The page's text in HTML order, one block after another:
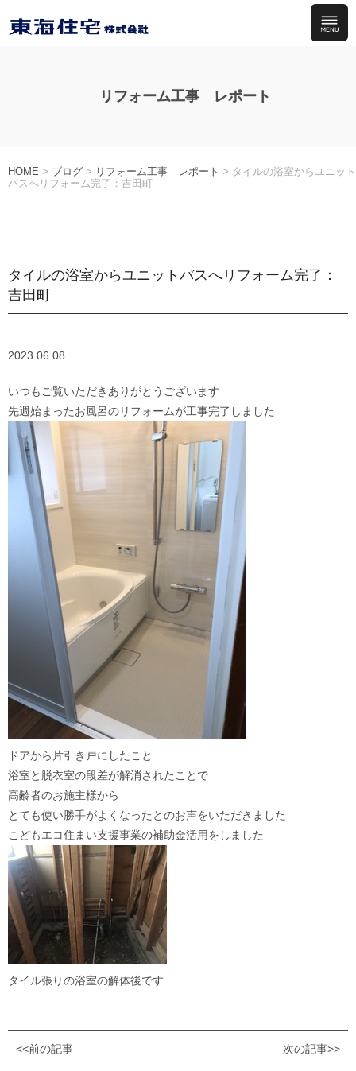
リフォーム工事 レポート
HOME > ブログ > リフォーム工事 レポート > タイルの浴室からユニット
バスへリフォーム完了：吉田町
タイルの浴室からユニットバスへリフォーム完了：
吉田町
2023.06.08
いつもご覧いただきありがとうございます
先週始まったお風呂のリフォームが工事完了しました
ドアから片引き戸にしたこと
浴室と脱衣室の段差が解消されたことで
高齢者のお施主様から
とても使い勝手がよくなったとのお声をいただきました
こどもエコ住まい支援事業の補助金活用をしました
タイル張りの浴室の解体後です
<<前の記事 次の記事>>